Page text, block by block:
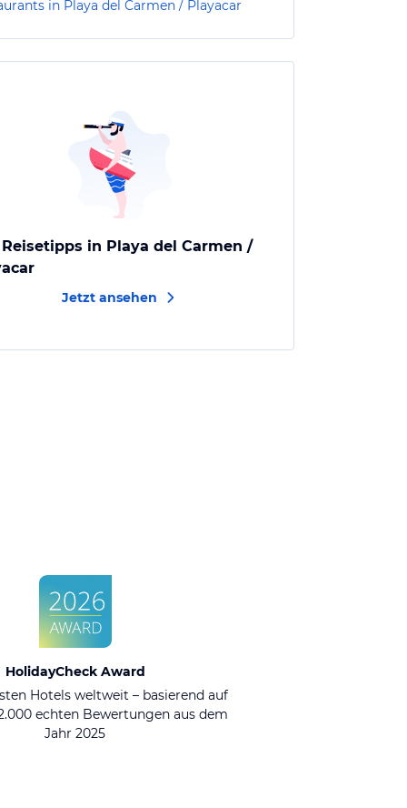
in Playa del Carmen / Playacar
in Playa del Carmen /
Jetzt ansehen
HolidayCheck Award
Hotels weltweit – basierend auf
echten Bewertungen aus dem
Jahr 2025